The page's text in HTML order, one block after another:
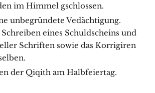
im Himmel gschlossen.
unbegründete Vedächtigung.
Schreiben eines Schuldscheins und
Schriften sowie das Korrigiren
der Qiqith am Halbfeiertag.